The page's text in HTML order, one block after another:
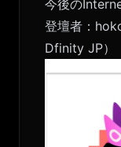
今後の
登壇者：
Dfinity JP）